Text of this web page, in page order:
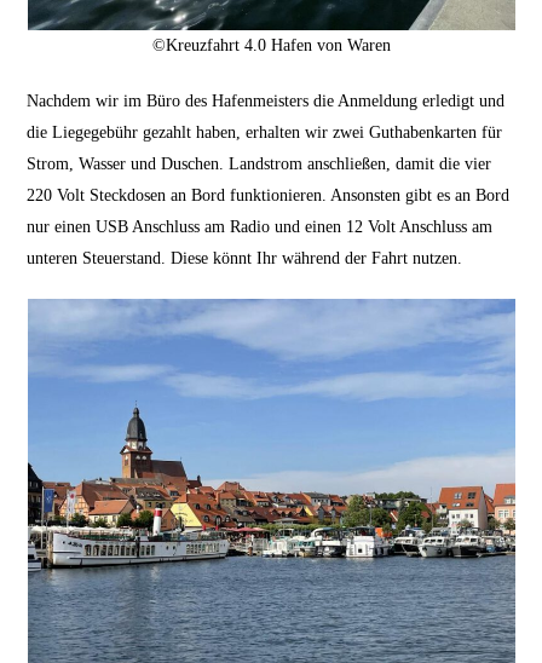
©Kreuzfahrt 4.0 Hafen von Waren
Nachdem wir im Büro des Hafenmeisters die Anmeldung erledigt und
die Liegegebühr gezahlt haben, erhalten wir zwei Guthabenkarten für
Strom, Wasser und Duschen. Landstrom anschließen, damit die vier
220 Volt Steckdosen an Bord funktionieren. Ansonsten gibt es an Bord
nur einen USB Anschluss am Radio und einen 12 Volt Anschluss am
unteren Steuerstand. Diese könnt Ihr während der Fahrt nutzen.